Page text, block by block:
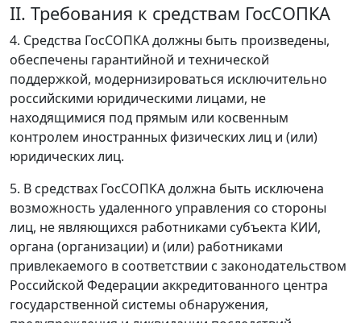
II. Требования к средствам ГосСОПКА
4. Средства ГосСОПКА должны быть произведены,
обеспечены гарантийной и технической
поддержкой, модернизироваться исключительно
российскими юридическими лицами, не
находящимися под прямым или косвенным
контролем иностранных физических лиц и (или)
юридических лиц.
5. В средствах ГосСОПКА должна быть исключена
возможность удаленного управления со стороны
лиц, не являющихся работниками субъекта КИИ,
органа (организации) и (или) работниками
привлекаемого в соответствии с законодательством
Российской Федерации аккредитованного центра
государственной системы обнаружения,